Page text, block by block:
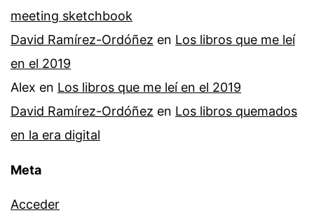
meeting sketchbook
David Ramírez-Ordóñez en Los libros que me leí
en el 2019
Alex en Los libros que me leí en el 2019
David Ramírez-Ordóñez en Los libros quemados
en la era digital
Meta
Acceder